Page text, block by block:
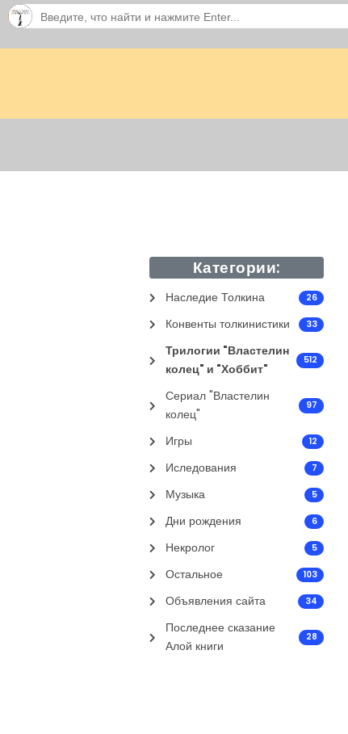
Категории:
Наследие Толкина 26
Конвенты толкинистики 33
Трилогии "Властелин
колец" и "Хоббит"
512
Сериал "Властелин
колец"
97
Игры 12
Иследования 7
Музыка 5
Дни рождения 6
Некролог 5
Остальное 103
Объявления сайта 34
Последнее сказание
Алой книги
28